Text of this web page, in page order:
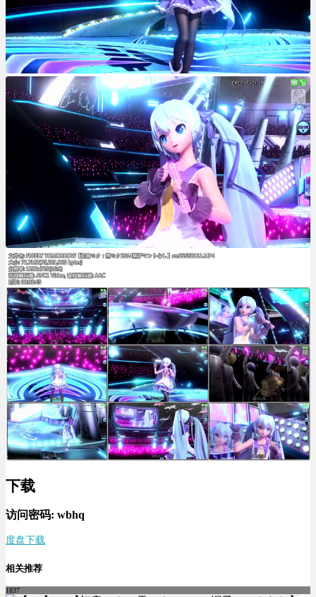
下载
访问密码: wbhq
度盘下载
相关推荐
1837